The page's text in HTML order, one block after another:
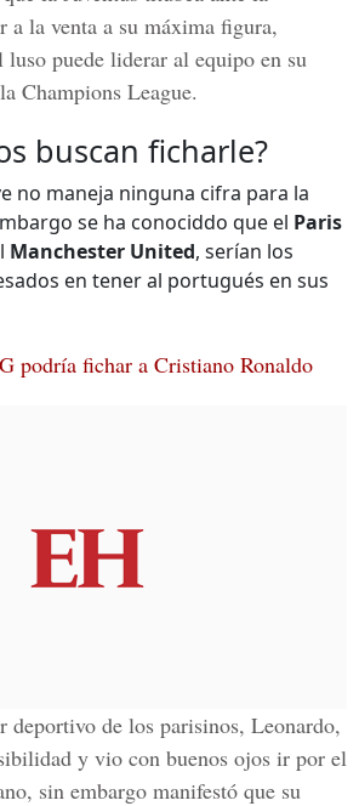
a la venta a su máxima figura,
luso puede liderar al equipo en su
Champions League.
buscan ficharle?
no maneja ninguna cifra para la
se ha conociddo que el Paris
Manchester United, serían los
en tener al portugués en sus
podría fichar a Cristiano Ronaldo
deportivo de los parisinos, Leonardo,
y vio con buenos ojos ir por el
sin embargo manifestó que su